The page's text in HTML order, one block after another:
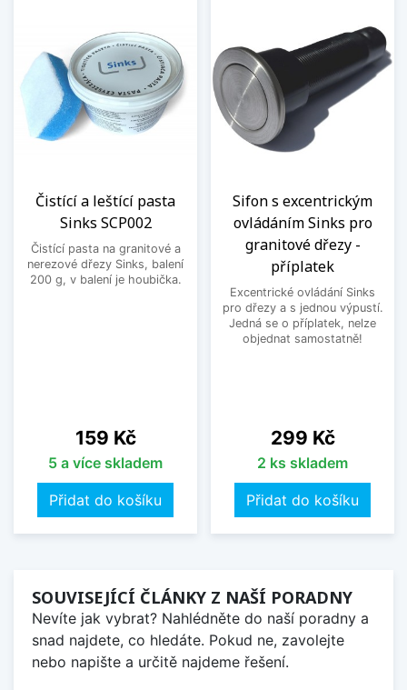
Čistící a leštící pasta
Sinks SCP002
Čistící pasta na granitové a
nerezové dřezy Sinks, balení
200 g, v balení je houbička.
Cena
159 Kč
5 a více skladem
Přidat do košíku
Sifon s excentrickým
ovládáním Sinks pro
granitové dřezy -
příplatek
Excentrické ovládání Sinks
pro dřezy a s jednou výpustí.
Jedná se o příplatek, nelze
objednat samostatně!
Cena
299 Kč
2 ks skladem
Přidat do košíku
SOUVISEJÍCÍ ČLÁNKY Z NAŠÍ PORADNY
Nevíte jak vybrat? Nahlédněte do naší poradny a
snad najdete, co hledáte. Pokud ne, zavolejte
nebo napište a určitě najdeme řešení.